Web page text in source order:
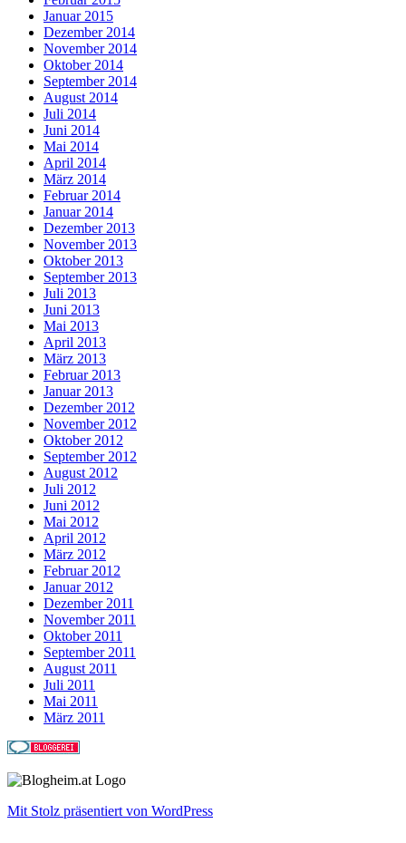
Januar 2015
Dezember 2014
November 2014
Oktober 2014
September 2014
August 2014
Juli 2014
Juni 2014
Mai 2014
April 2014
März 2014
Februar 2014
Januar 2014
Dezember 2013
November 2013
Oktober 2013
September 2013
Juli 2013
Juni 2013
Mai 2013
April 2013
März 2013
Februar 2013
Januar 2013
Dezember 2012
November 2012
Oktober 2012
September 2012
August 2012
Juli 2012
Juni 2012
Mai 2012
April 2012
März 2012
Februar 2012
Januar 2012
Dezember 2011
November 2011
Oktober 2011
September 2011
August 2011
Juli 2011
Mai 2011
März 2011
Mit Stolz präsentiert von WordPress